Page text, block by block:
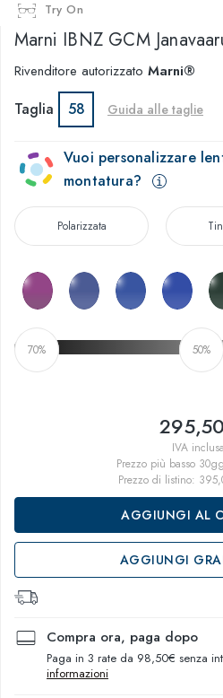
Try On
Marni IBNZ GCM
Rivenditore autorizzato Marni®
Taglia 58 Guida alle taglie
Vuoi personalizzare
montatura?
Polarizzata
70% 50%
IVA inclusa
Prezzo più basso
Prezzo di listino:
AGGIUNGI AL
AGGIUNGI
Compra ora, paga dopo
Paga in 3 rate da 98,50€ senza
informazioni